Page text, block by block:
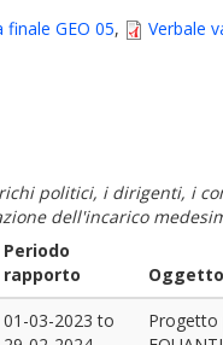
finale GEO 05, Verbale
politici, i dirigenti, i
dell'incarico
Periodo
rapporto
01-03-2023 to
Progetto